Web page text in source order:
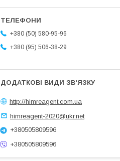
+380 (50) 580-95-96
+380 (95) 506-38-29
http://himreagent.com.ua
himreagent-2020@ukr.net
+380505809596
+380505809596